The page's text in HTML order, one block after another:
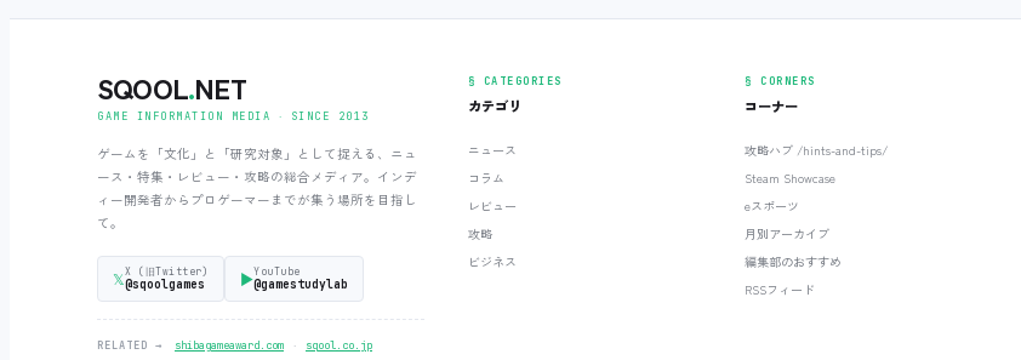
SQOOL.NET
GAME INFORMATION MEDIA ‧ SINCE 2013
ゲームを「文化」と「研究対象」として捉える、ニュ
ース・特集・レビュー・攻略の総合メディア。インデ
ィー開発者からプロゲーマーまでが集う場所を目指し
て。
𝕏X (旧Twitter)
@sqoolgames ▶YouTube
@gamestudylab
RELATED → shibagameaward.com ‧ sqool.co.jp
§ CATEGORIES
カテゴリ
ニュース
コラム
レビュー
攻略
ビジネス
§ CORNERS
コーナー
攻略ハブ /hints-and-tips/
Steam Showcase
eスポーツ
月別アーカイブ
編集部のおすすめ
RSSフィード